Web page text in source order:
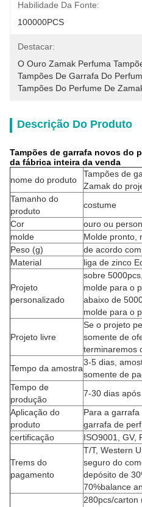
Habilidade Da Fonte:
100000PCS
Destacar:
O Ouro Zamak Perfuma
Tampões De Garrafa Do
Tampões Do Perfume De
Descrição Do Produto
Tampões de garrafa novos do
da fábrica inteira da venda
nome do produto
Tampões de
Zamak do
Tamanho do
produto
costume
Cor
ouro ou
molde
Molde pronto,
Peso (g)
de acordo
Material
liga de zinco
Projeto
personalizado
sobre
molde para o
abaixo de
molde para o
Projeto livre
Se o projeto
somente de
terminaremos
Tempo da amostra
3-5 dias,
somente de
Tempo de
produção
7-30 dias
Aplicação do
produto
Para a garrafa
garrafa de
certificação
ISO9001, GV,
Trems do
pagamento
T/T, Western
seguro do
depósito de
70%balance
280pcs/carton